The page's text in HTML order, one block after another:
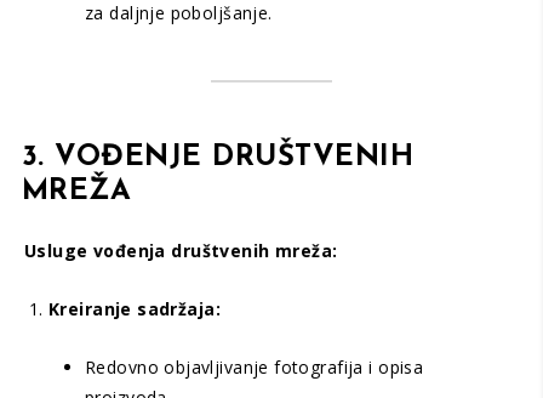
za daljnje poboljšanje.
3. VOĐENJE DRUŠTVENIH
MREŽA
Usluge vođenja društvenih mreža:
Kreiranje sadržaja:
Redovno objavljivanje fotografija i opisa